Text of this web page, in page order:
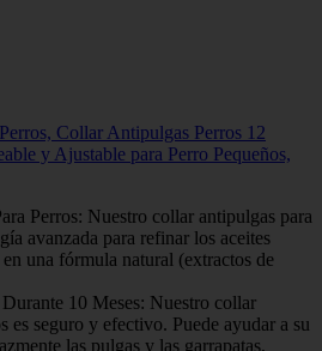
Collar Antipulgas Perros 12
y Ajustable para Perro Pequeños,
Perros: Nuestro collar antipulgas para
avanzada para refinar los aceites
en una fórmula natural (extractos de
10 Meses: Nuestro collar
es seguro y efectivo. Puede ayudar a su
las pulgas y las garrapatas,